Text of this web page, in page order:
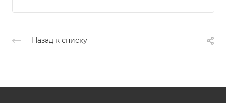
Назад к списку